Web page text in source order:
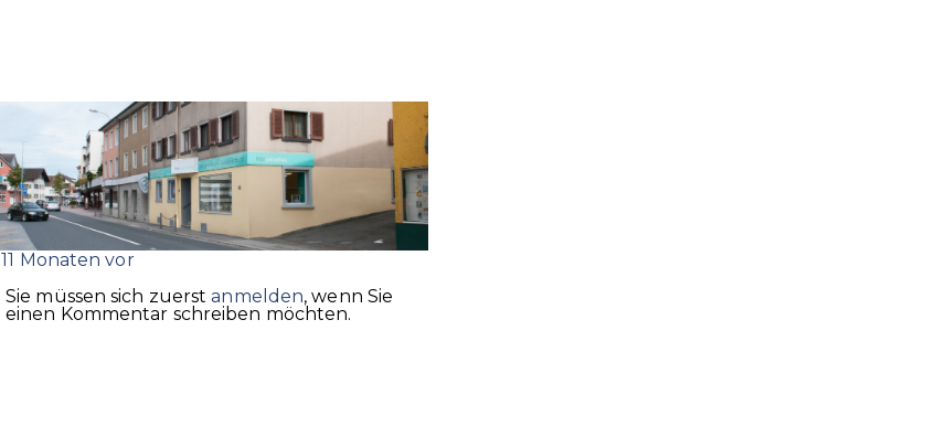
11 Monaten vor
Sie müssen sich zuerstanmelden, wenn Sie
einen Kommentar schreiben möchten.